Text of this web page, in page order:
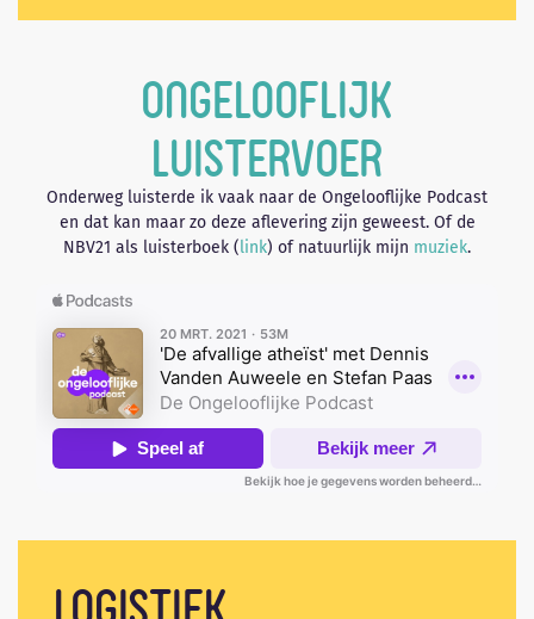
Ongelooflijk
luistervoer
Onderweg luisterde ik vaak naar de Ongelooflijke Podcast
en dat kan maar zo deze aflevering zijn geweest. Of de
NBV21 als luisterboek (link) of natuurlijk mijn muziek.
Logistiek